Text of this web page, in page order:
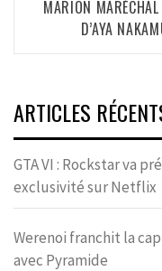
MARION
D’AYA
ARTICLES
GTA VI : Rockstar va
exclusivité sur Netflix
Werenoi franchit la
avec Pyramide